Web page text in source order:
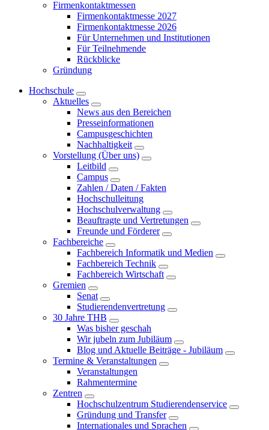
Firmenkontaktmessen
Firmenkontaktmesse 2027
Firmenkontaktmesse 2026
Für Unternehmen und Institutionen
Für Teilnehmende
Rückblicke
Gründung
Hochschule
Aktuelles
News aus den Bereichen
Presseinformationen
Campusgeschichten
Nachhaltigkeit
Vorstellung (Über uns)
Leitbild
Campus
Zahlen / Daten / Fakten
Hochschulleitung
Hochschulverwaltung
Beauftragte und Vertretungen
Freunde und Förderer
Fachbereiche
Fachbereich Informatik und Medien
Fachbereich Technik
Fachbereich Wirtschaft
Gremien
Senat
Studierendenvertretung
30 Jahre THB
Was bisher geschah
Wir jubeln zum Jubiläum
Blog und Aktuelle Beiträge - Jubiläum
Termine & Veranstaltungen
Veranstaltungen
Rahmentermine
Zentren
Hochschulzentrum Studierendenservice
Gründung und Transfer
Internationales und Sprachen